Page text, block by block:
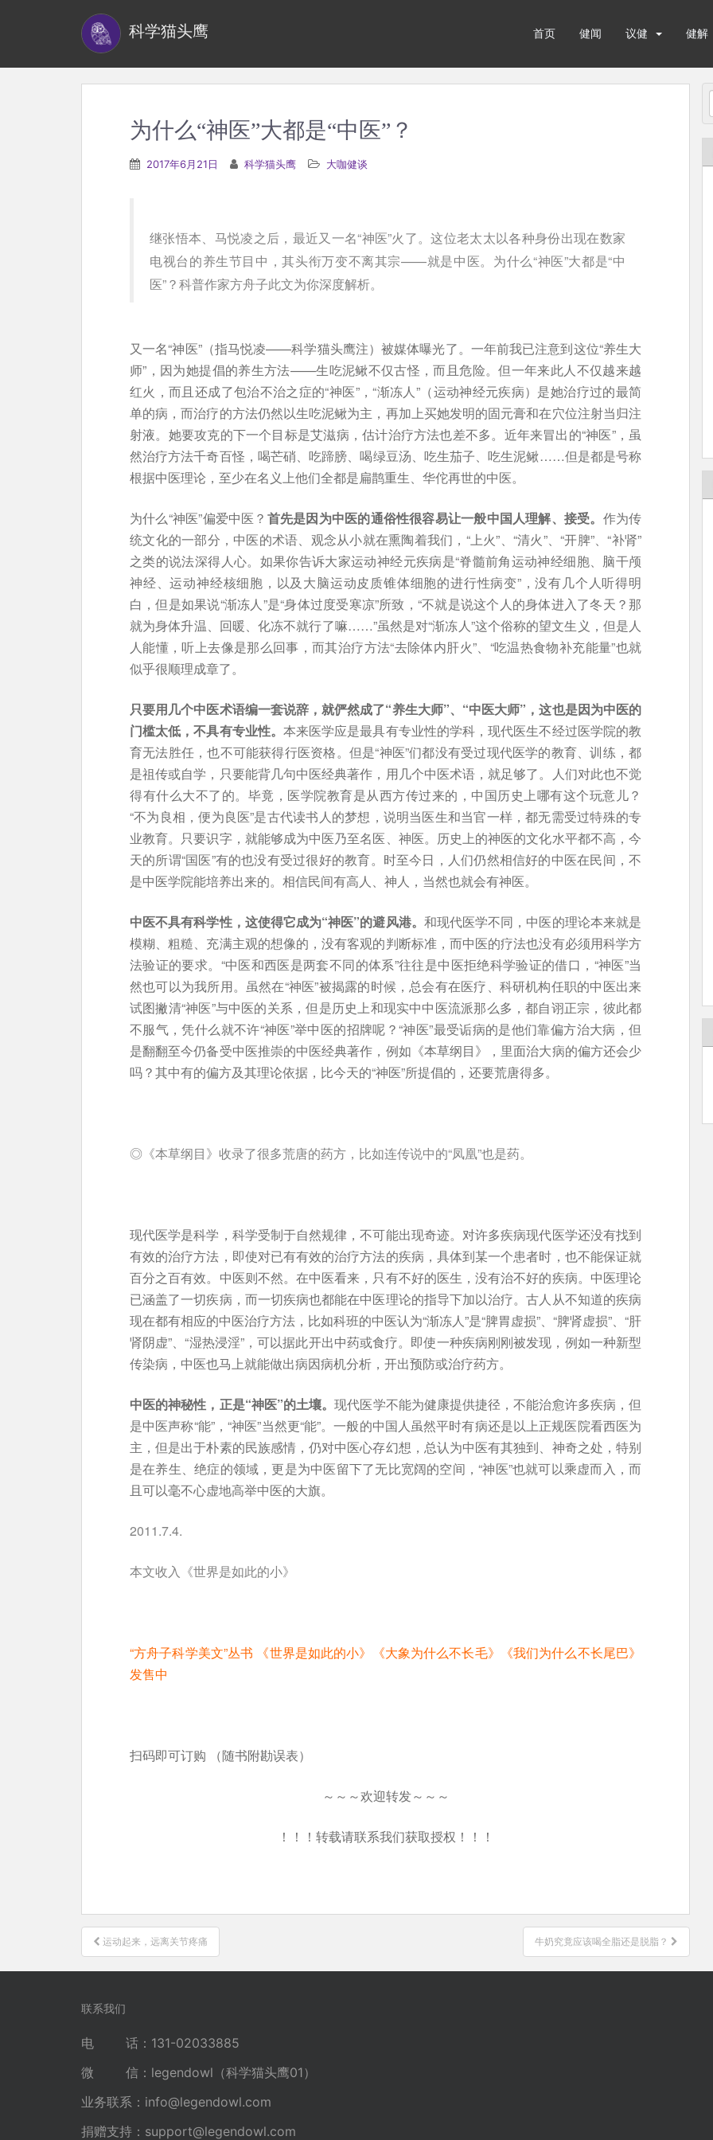
科学猫头鹰 首页 健闻 议健 健解
为什么“神医”大都是“中医”？
2017年6月21日 科学猫头鹰 大咖健谈
继张悟本、马悦凌之后，最近又一名“神医”火了。这位老太太以各种身份出现在数家
电视台的养生节目中，其头衔万变不离其宗——就是中医。为什么“神医”大都是“中
医”？科普作家方舟子此文为你深度解析。
又一名“神医”（指马悦凌——科学猫头鹰注）被媒体曝光了。一年前我已注意到这位“养生大
师”，因为她提倡的养生方法——生吃泥鳅不仅古怪，而且危险。但一年来此人不仅越来越
红火，而且还成了包治不治之症的“神医”，“渐冻人”（运动神经元疾病）是她治疗过的最简
单的病，而治疗的方法仍然以生吃泥鳅为主，再加上买她发明的固元膏和在穴位注射当归注
射液。她要攻克的下一个目标是艾滋病，估计治疗方法也差不多。近年来冒出的“神医”，虽
然治疗方法千奇百怪，喝芒硝、吃蹄膀、喝绿豆汤、吃生茄子、吃生泥鳅……但是都是号称
根据中医理论，至少在名义上他们全都是扁鹊重生、华佗再世的中医。
为什么“神医”偏爱中医？ 首先是因为中医的通俗性很容易让一般中国人理解、接受。 作为传
统文化的一部分，中医的术语、观念从小就在熏陶着我们，“上火”、“清火”、“开脾”、“补肾”
之类的说法深得人心。如果你告诉大家运动神经元疾病是“脊髓前角运动神经细胞、脑干颅
神经、运动神经核细胞，以及大脑运动皮质锥体细胞的进行性病变”，没有几个人听得明
白，但是如果说“渐冻人”是“身体过度受寒凉”所致，“不就是说这个人的身体进入了冬天？那
就为身体升温、回暖、化冻不就行了嘛……”虽然是对“渐冻人”这个俗称的望文生义，但是人
人能懂，听上去像是那么回事，而其治疗方法“去除体内肝火”、“吃温热食物补充能量”也就
似乎很顺理成章了。
只要用几个中医术语编一套说辞，就俨然成了“养生大师”、“中医大师”，这也是因为中医的
门槛太低，不具有专业性。 本来医学应是最具有专业性的学科，现代医生不经过医学院的教
育无法胜任，也不可能获得行医资格。但是“神医”们都没有受过现代医学的教育、训练，都
是祖传或自学，只要能背几句中医经典著作，用几个中医术语，就足够了。人们对此也不觉
得有什么大不了的。毕竟，医学院教育是从西方传过来的，中国历史上哪有这个玩意儿？
“不为良相，便为良医”是古代读书人的梦想，说明当医生和当官一样，都无需受过特殊的专
业教育。只要识字，就能够成为中医乃至名医、神医。历史上的神医的文化水平都不高，今
天的所谓“国医”有的也没有受过很好的教育。时至今日，人们仍然相信好的中医在民间，不
是中医学院能培养出来的。相信民间有高人、神人，当然也就会有神医。
中医不具有科学性，这使得它成为“神医”的避风港。 和现代医学不同，中医的理论本来就是
模糊、粗糙、充满主观的想像的，没有客观的判断标准，而中医的疗法也没有必须用科学方
法验证的要求。“中医和西医是两套不同的体系”往往是中医拒绝科学验证的借口，“神医”当
然也可以为我所用。虽然在“神医”被揭露的时候，总会有在医疗、科研机构任职的中医出来
试图撇清“神医”与中医的关系，但是历史上和现实中中医流派那么多，都自诩正宗，彼此都
不服气，凭什么就不许“神医”举中医的招牌呢？“神医”最受诟病的是他们靠偏方治大病，但
是翻翻至今仍备受中医推崇的中医经典著作，例如《本草纲目》，里面治大病的偏方还会少
吗？其中有的偏方及其理论依据，比今天的“神医”所提倡的，还要荒唐得多。
◎《本草纲目》收录了很多荒唐的药方，比如连传说中的“凤凰”也是药。
现代医学是科学，科学受制于自然规律，不可能出现奇迹。对许多疾病现代医学还没有找到
有效的治疗方法，即使对已有有效的治疗方法的疾病，具体到某一个患者时，也不能保证就
百分之百有效。中医则不然。在中医看来，只有不好的医生，没有治不好的疾病。中医理论
已涵盖了一切疾病，而一切疾病也都能在中医理论的指导下加以治疗。古人从不知道的疾病
现在都有相应的中医治疗方法，比如科班的中医认为“渐冻人”是“脾胃虚损”、“脾肾虚损”、“肝
肾阴虚”、“湿热浸淫”，可以据此开出中药或食疗。即使一种疾病刚刚被发现，例如一种新型
传染病，中医也马上就能做出病因病机分析，开出预防或治疗药方。
中医的神秘性，正是“神医”的土壤。现代医学不能为健康提供捷径，不能治愈许多疾病，但
是中医声称“能”，“神医”当然更“能”。一般的中国人虽然平时有病还是以上正规医院看西医为
主，但是出于朴素的民族感情，仍对中医心存幻想，总认为中医有其独到、神奇之处，特别
是在养生、绝症的领域，更是为中医留下了无比宽阔的空间，“神医”也就可以乘虚而入，而
且可以毫不心虚地高举中医的大旗。
2011.7.4.
本文收入《世界是如此的小》
“方舟子科学美文”丛书 《世界是如此的小》《大象为什么不长毛》《我们为什么不长尾巴》
发售中
扫码即可订购 （随书附勘误表）
～～～欢迎转发～～～
！！！转载请联系我们获取授权！！！
文
章
导
运动起来，远离关节疼痛 牛奶究竟应该喝全脂还是脱脂？
联系我们
电 话：131-02033885
微 信：legendowl（科学猫头鹰01）
业务联系： info@legendowl.com
捐赠支持： support@legendowl.com